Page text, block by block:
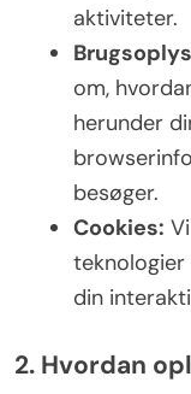
aktiviteter.
om,
herunder
besøger.
Cookies:
din
2. Hvordan